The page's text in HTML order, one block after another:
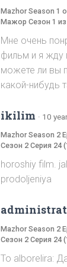
Mazhor Season 1
Мажор Сезон 1 из
Мне очень
фильм и я жду
можете ли вы
какой-нибудь
ikilim · 10
Mazhor Season 2
Сезон 2 Серия 24
horoshiy film.
prodoljeniya
Mazhor Season 2
Сезон 2 Серия 24
To alborelira: